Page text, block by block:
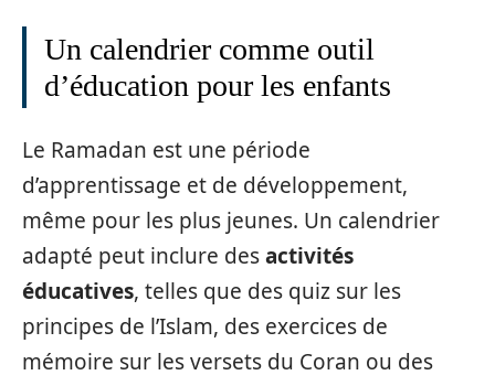
Un calendrier comme outil
d’éducation pour les enfants
Le Ramadan est une période
d’apprentissage et de développement,
même pour les plus jeunes. Un calendrier
adapté peut inclure desactivités
éducatives, telles que des quiz sur les
principes de l’Islam, des exercices de
mémoire sur les versets du Coran ou des